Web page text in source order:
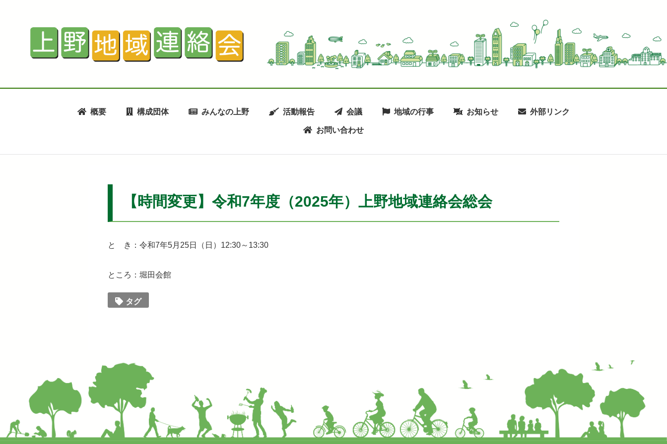
概要 構成団体 みんなの上野 活動報告 会議 地域の行事 お知らせ 外部リンク
お問い合わせ
【時間変更】令和7年度（2025年）上野地域連絡会総会
と き：令和7年5月25日（日）12:30～13:30
ところ：堀田会館
タグ